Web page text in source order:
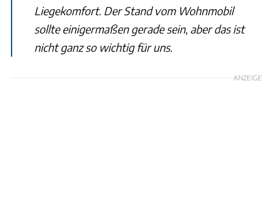
Liegekomfort. Der Stand vom Wohnmobil
sollte einigermaßen gerade sein, aber das ist
nicht ganz so wichtig für uns.
ANZEIGE